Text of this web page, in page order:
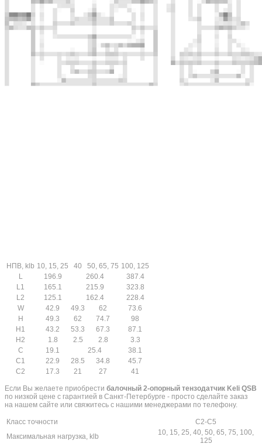
НПВ, klb 10, 15, 25 40 50, 65, 75 100, 125
L
196.9 260.4
387.4
L1
165.1 215.9
323.8
L2
125.1 162.4
228.4
W
42.9 49.3 62
73.6
H
49.3 62 74.7
98
H1
43.2 53.3 67.3
87.1
H2
1.8 2.5 2.8
3.3
C
19.1 25.4
38.1
C1
22.9 28.5 34.8
45.7
C2
17.3 21 27 41
Если Вы желаете приобрести балочный 2-опорный тензодатчик Keli QSB
по низкой цене с гарантией в Санкт-Петербурге - просто сделайте заказ
на нашем сайте или свяжитесь с нашими менеджерами по телефону.
Класс точности
С2-С5
Максимальная нагрузка, klb
10, 15, 25, 40, 50, 65, 75, 100,
125